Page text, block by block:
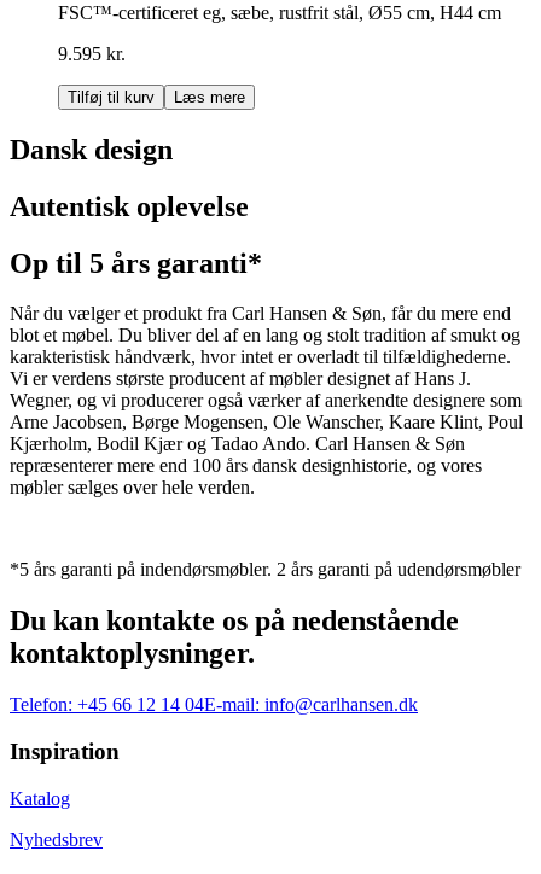
FSC™-certificeret eg, sæbe, rustfrit stål, Ø55 cm, H44 cm
9.595 kr.
Tilføj til kurv Læs mere
Dansk design
Autentisk oplevelse
Op til 5 års garanti*
Når du vælger et produkt fra Carl Hansen & Søn, får du mere end
blot et møbel. Du bliver del af en lang og stolt tradition af smukt og
karakteristisk håndværk, hvor intet er overladt til tilfældighederne.
Vi er verdens største producent af møbler designet af Hans J.
Wegner, og vi producerer også værker af anerkendte designere som
Arne Jacobsen, Børge Mogensen, Ole Wanscher, Kaare Klint, Poul
Kjærholm, Bodil Kjær og Tadao Ando. Carl Hansen & Søn
repræsenterer mere end 100 års dansk designhistorie, og vores
møbler sælges over hele verden.
*5 års garanti på indendørsmøbler. 2 års garanti på udendørsmøbler
Du kan kontakte os på nedenstående
kontaktoplysninger.
Telefon: +45 66 12 14 04E-mail: info@carlhansen.dk
Inspiration
Katalog
Nyhedsbrev